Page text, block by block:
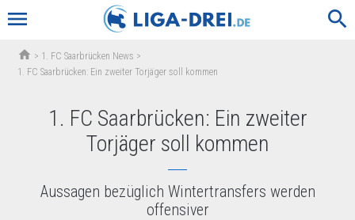
menu search
home > 1. FC Saarbrücken News >
1. FC Saarbrücken: Ein zweiter Torjäger soll kommen
1. FC Saarbrücken: Ein zweiter
Torjäger soll kommen
Aussagen bezüglich Wintertransfers werden
offensiver